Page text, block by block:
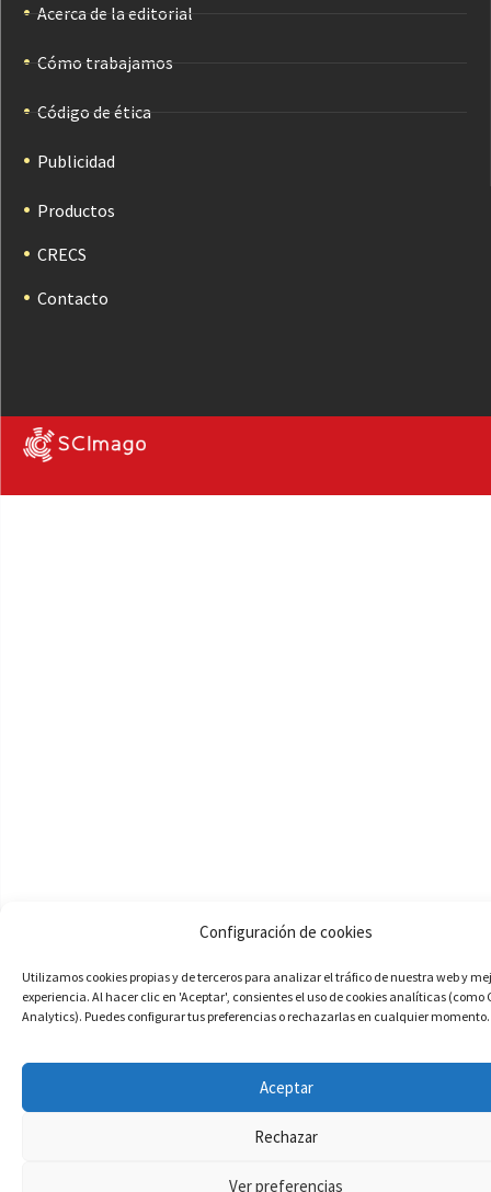
Configuración de cookies
Utilizamos cookies propias y de terceros para analizar el tráfico de nuestra web y
experiencia. Al hacer clic en 'Aceptar', consientes el uso de cookies analíticas (como
Analytics). Puedes configurar tus preferencias o rechazarlas en cualquier momento.
Aceptar
Rechazar
Ver preferencias
Acerca de la editorial
Cómo trabajamos
Código de ética
Publicidad
Productos
CRECS
Contacto